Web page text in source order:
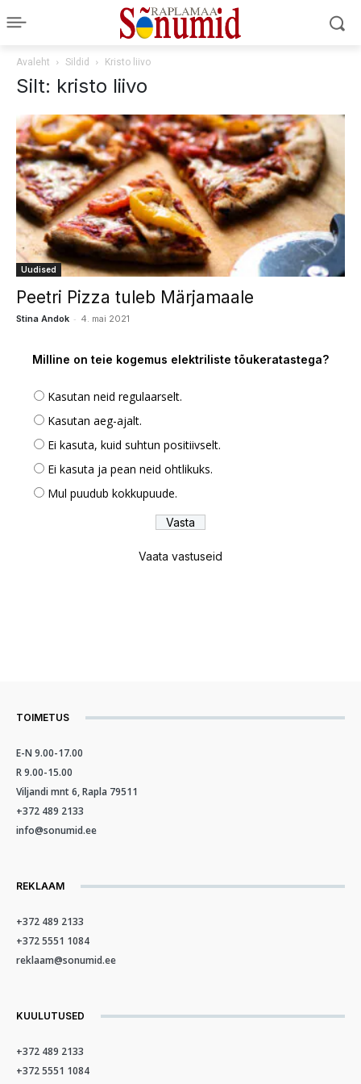
Avaleht Sildid Kristo liivo
Silt: kristo liivo
Uudised
Peetri Pizza tuleb Märjamaale
Stina Andok - 4. mai 2021
Milline on teie kogemus elektriliste tõukeratastega?
Kasutan neid regulaarselt.
Kasutan aeg-ajalt.
Ei kasuta, kuid suhtun positiivselt.
Ei kasuta ja pean neid ohtlikuks.
Mul puudub kokkupuude.
Vaata vastuseid
TOIMETUS
E-N 9.00-17.00
R 9.00-15.00
Viljandi mnt 6, Rapla 79511
+372 489 2133
info@sonumid.ee
REKLAAM
+372 489 2133
+372 5551 1084
reklaam@sonumid.ee
KUULUTUSED
+372 489 2133
+372 5551 1084